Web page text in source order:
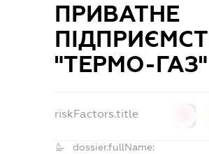
ПРИВАТНЕ
"ТЕРМО-ГАЗ"
riskFactors.title
dossier.fullName: